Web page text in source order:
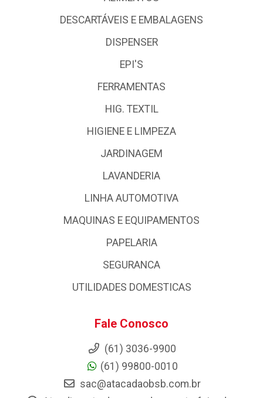
DESCARTÁVEIS E EMBALAGENS
DISPENSER
EPI'S
FERRAMENTAS
HIG. TEXTIL
HIGIENE E LIMPEZA
JARDINAGEM
LAVANDERIA
LINHA AUTOMOTIVA
MAQUINAS E EQUIPAMENTOS
PAPELARIA
SEGURANCA
UTILIDADES DOMESTICAS
Fale Conosco
(61) 3036-9900
(61) 99800-0010
sac@atacadaobsb.com.br